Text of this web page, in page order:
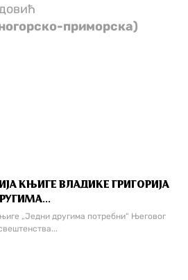
приморска)
КЊИГЕ ВЛАДИКЕ ГРИГОРИЈА
„Једни другима потребни“ Његовог